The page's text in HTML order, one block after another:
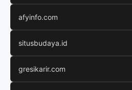
afyinfo.com
situsbudaya.id
gresikarir.com